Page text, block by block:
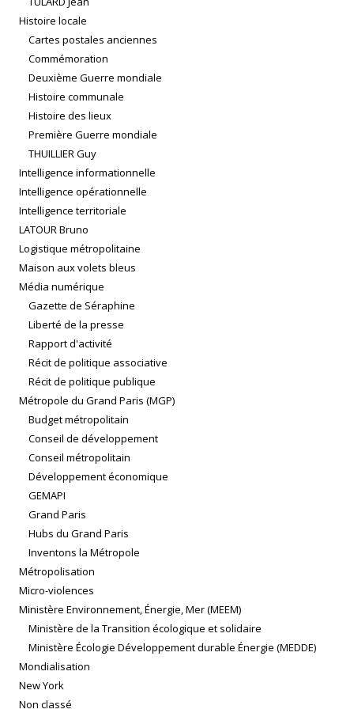
Histoire locale
Cartes postales anciennes
Commémoration
Deuxième Guerre mondiale
Histoire communale
Histoire des lieux
Première Guerre mondiale
THUILLIER Guy
Intelligence informationnelle
Intelligence opérationnelle
Intelligence territoriale
LATOUR Bruno
Logistique métropolitaine
Maison aux volets bleus
Média numérique
Gazette de Séraphine
Liberté de la presse
Rapport d'activité
Récit de politique associative
Récit de politique publique
Métropole du Grand Paris (MGP)
Budget métropolitain
Conseil de développement
Conseil métropolitain
Développement économique
GEMAPI
Grand Paris
Hubs du Grand Paris
Inventons la Métropole
Métropolisation
Micro-violences
Ministère Environnement, Énergie, Mer (MEEM)
Ministère de la Transition écologique et solidaire
Ministère Écologie Développement durable Énergie (MEDDE)
Mondialisation
New York
Non classé